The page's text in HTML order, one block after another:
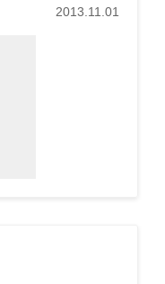
2013.11.01